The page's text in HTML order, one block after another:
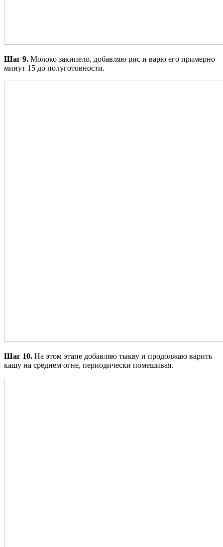
Шаг 9. Молоко закипело, добавляю рис и варю его примерно
минут 15 до полуготовности.
Шаг 10. На этом этапе добавляю тыкву и продолжаю варить
кашу на среднем огне, периодически помешивая.